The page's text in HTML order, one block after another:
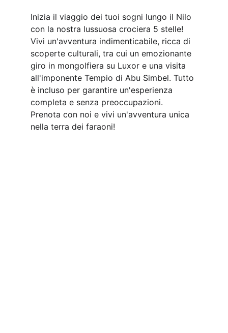
Inizia il viaggio dei tuoi sogni lungo il Nilo
con la nostra lussuosa crociera 5 stelle!
Vivi un'avventura indimenticabile, ricca di
scoperte culturali, tra cui un emozionante
giro in mongolfiera su Luxor e una visita
all'imponente Tempio di Abu Simbel. Tutto
è incluso per garantire un'esperienza
completa e senza preoccupazioni.
Prenota con noi e vivi un'avventura unica
nella terra dei faraoni!